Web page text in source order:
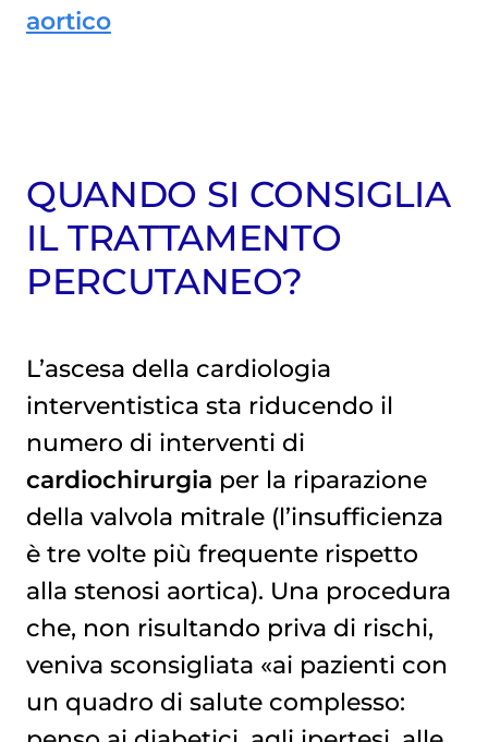
aortico
QUANDO SI CONSIGLIA
IL TRATTAMENTO
PERCUTANEO?
L’ascesa della cardiologia
interventistica sta riducendo il
numero di interventi di
cardiochirurgia per la riparazione
della valvola mitrale (l’insufficienza
è tre volte più frequente rispetto
alla stenosi aortica). Una procedura
che, non risultando priva di rischi,
veniva sconsigliata «ai pazienti con
un quadro di salute complesso: